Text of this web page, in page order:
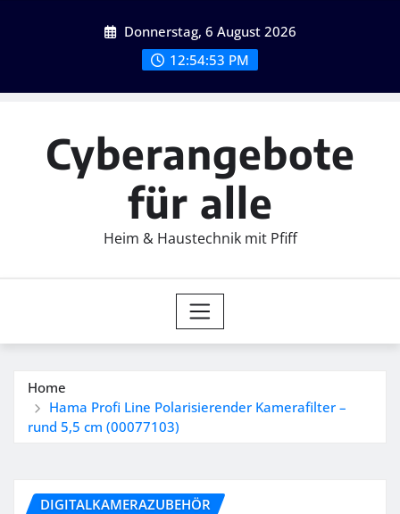
Donnerstag, 6 August 2026
12:54:54 PM
Cyberangebote
für alle
Heim & Haustechnik mit Pfiff
Home
Hama Profi Line Polarisierender Kamerafilter –
rund 5,5 cm (00077103)
DIGITALKAMERAZUBEHÖR